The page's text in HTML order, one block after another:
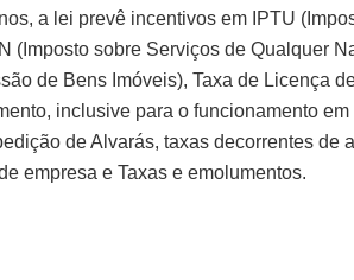
a lei prevê incentivos em IPTU
(Imposto sobre Serviços de Qualquer
de Bens Imóveis), Taxa de Licença
inclusive para o funcionamento
de Alvarás, taxas decorrentes de
empresa e Taxas e emolumentos.